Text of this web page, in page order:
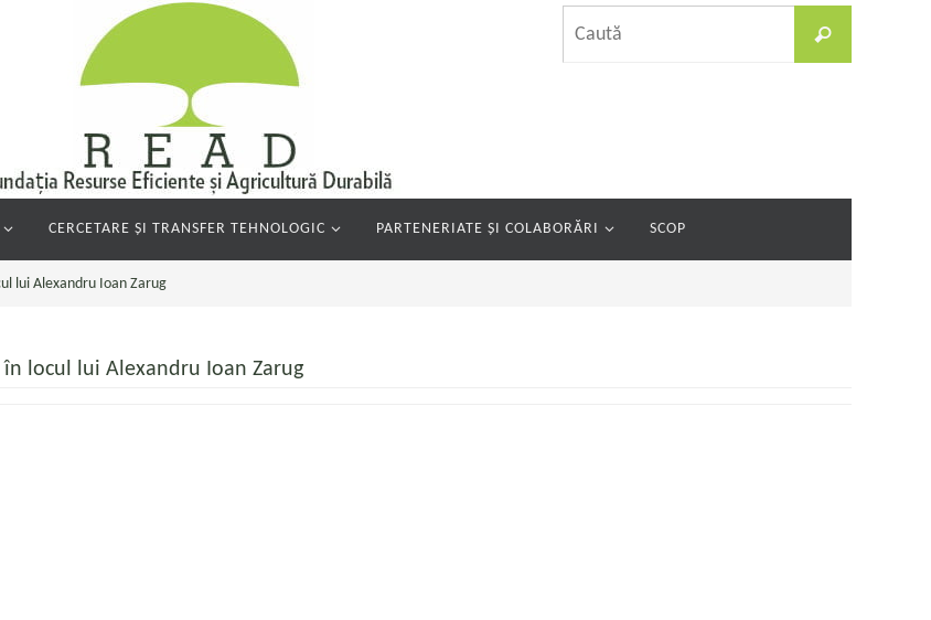
Caută
CERCETARE ȘI TRANSFER TEHNOLOGIC PARTENERIATE ȘI COLABORĂRI SCOP
lui Alexandru Ioan Zarug
locul lui Alexandru Ioan Zarug